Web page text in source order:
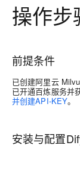
操作步
前提条件
已创建阿里云
已开通百炼服务并
并创建API-KEY。
安装与配置